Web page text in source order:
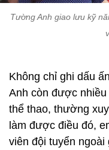
Tường Anh giao lưu kỹ
Không chỉ ghi dấu
Anh còn được
thể thao, thường
làm được điều đó,
viên đội tuyển ngoài